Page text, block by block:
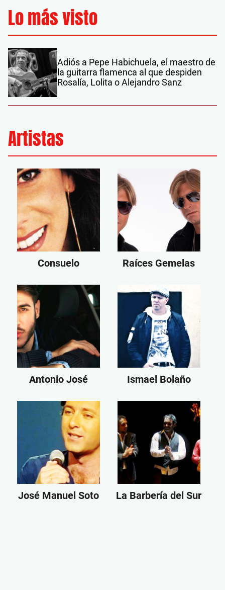
Lo más visto
Adiós a Pepe Habichuela, el maestro de
la guitarra flamenca al que despiden
Rosalía, Lolita o Alejandro Sanz
Artistas
Consuelo Raíces Gemelas
Antonio José Ismael Bolaño
José Manuel Soto La Barbería del Sur